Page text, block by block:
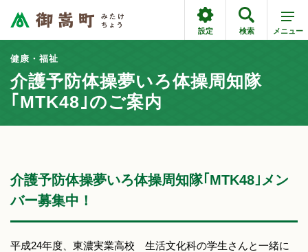
設定 検索 メニュー
健康・福祉
介護予防体操夢いろ体操周知隊
｢MTK48｣のご案内
介護予防体操夢いろ体操周知隊｢MTK48｣メン
バー募集中！
平成24年度、東濃実業高校 生活文化科の学生さんと一緒に